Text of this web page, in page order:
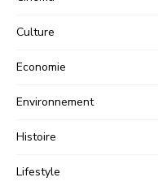
Culture
Economie
Environnement
Histoire
Lifestyle